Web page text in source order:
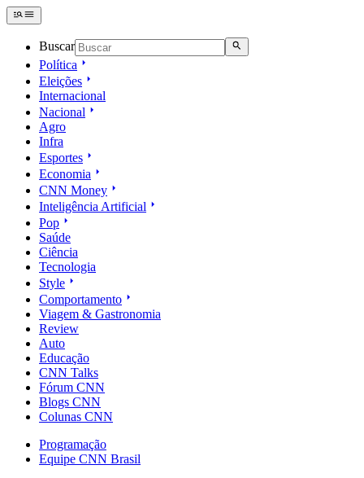
Buscar
Política
Eleições
Internacional
Nacional
Agro
Infra
Esportes
Economia
CNN Money
Inteligência Artificial
Pop
Saúde
Ciência
Tecnologia
Style
Comportamento
Viagem & Gastronomia
Review
Auto
Educação
CNN Talks
Fórum CNN
Blogs CNN
Colunas CNN
Programação
Equipe CNN Brasil